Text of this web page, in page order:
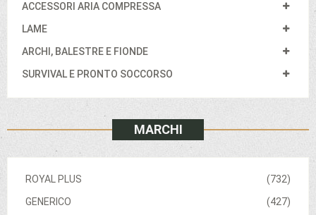
ACCESSORI ARIA COMPRESSA
LAME
ARCHI, BALESTRE E FIONDE
SURVIVAL E PRONTO SOCCORSO
MARCHI
(732)
ROYAL PLUS
(427)
GENERICO